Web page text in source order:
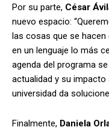
Por su parte, César
nuevo espacio:
las cosas que se hacen
en un lenguaje lo más
agenda del programa
actualidad y su impacto
universidad da
Finalmente, Daniela